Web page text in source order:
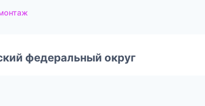
федеральный округ